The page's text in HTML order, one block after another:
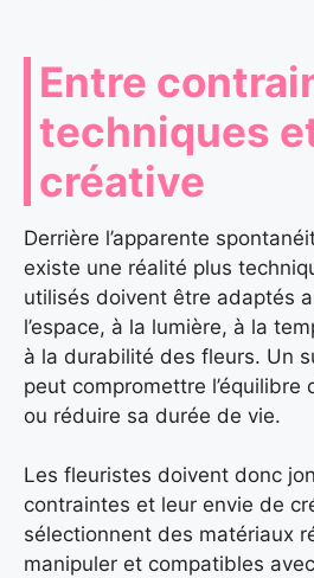
Entre
techniques
créative
Derrière l’apparente
existe une réalité plus
utilisés doivent être adaptés
l’espace, à la lumière, à la
à la durabilité des fleurs. Un
peut compromettre l’équilibre
ou réduire sa durée de vie.
Les fleuristes doivent donc
contraintes et leur envie de
sélectionnent des matériaux
manipuler et compatibles